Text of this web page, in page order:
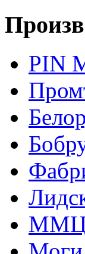
PIN
ММЦ